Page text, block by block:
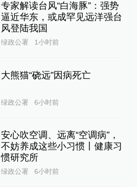
专家解读台风“白海豚”：强势
逼近华东，或成罕见远洋强台
风登陆我国
绿政公署 1小时前
大熊猫“硗远”因病死亡
绿政公署 6小时前
安心吹空调、远离“空调病”，
不妨养成这些小习惯丨健康习
惯研究所
绿政公署 6小时前